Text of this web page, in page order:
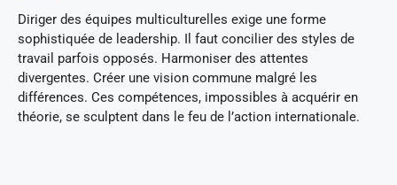
Diriger des équipes multiculturelles exige une forme
sophistiquée de leadership. Il faut concilier des styles de
travail parfois opposés. Harmoniser des attentes
divergentes. Créer une vision commune malgré les
différences. Ces compétences, impossibles à acquérir en
théorie, se sculptent dans le feu de l’action internationale.